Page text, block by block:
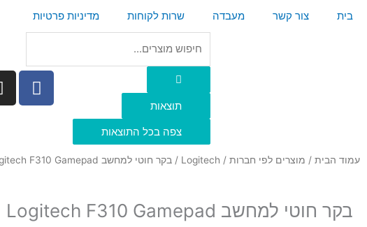
לתוכן
בית צור קשר מעבדה שרות לקוחות מדיניות פרטיות
תוצאות
צפה בכל התוצאות
o
g
m
עמוד הבית / מוצרים לפי חברות /
Logitech / בקר חוטי למחשב Logitech F310 Gamepad
בקר חוטי למחשב Logitech F310 Gamepad